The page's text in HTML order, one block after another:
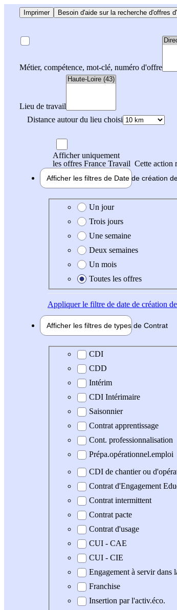
Imprimer Besoin d'aide sur la recherche d'offres
Métier, compétence, mot-clé, numéro d'offre
Lieu de travail
Distance autour du lieu choisi
Afficher uniquement
les offres France Travail Cette action
Afficher les filtres de Date de création
Date de création de l'offre
Un jour
Trois jours
Une semaine
Deux semaines
Un mois
Toutes les offres
Appliquerle filtre de date de création
Afficher les filtres de types de Contrat
Type de contrat
CDI
CDD
Intérim
CDI Intérimaire
Saisonnier
Contrat apprentissage
Cont. professionnalisation
Prépa.opérationnel.emploi
CDI de chantier ou
Contrat d'Engagement
Contrat intermittent
Contrat pacte
Contrat d'usage
CUI - CAE
CUI - CIE
Engagement à servir dans
Franchise
Insertion par l'activ.éco.